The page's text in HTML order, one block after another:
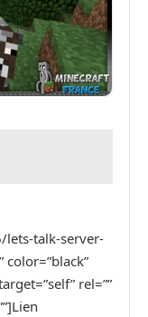
talk-server-
rel=””